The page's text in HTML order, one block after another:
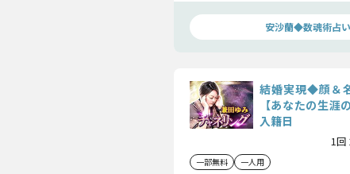
ついて全て明らかにします。
安沙蘭◆数魂術占い
結婚実現◆顔＆
【あなたの生涯
入籍日
1回
一部無料 一人用